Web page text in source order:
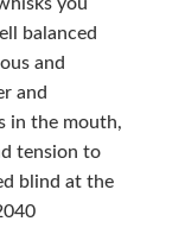
balanced
and
and
in the mouth,
tension to
blind at the